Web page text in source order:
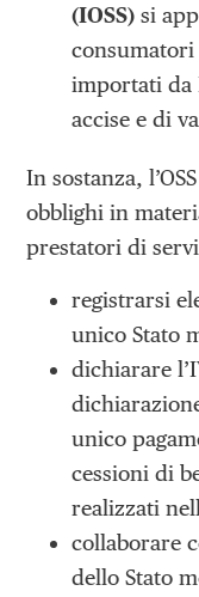
(IOSS)si
consumatori
importati da
accise e di
In sostanza,
obblighi in
prestatori di
registrarsi
unico Stato
dichiarare
unico
cessioni di
realizzati
collaborare
dello Stato